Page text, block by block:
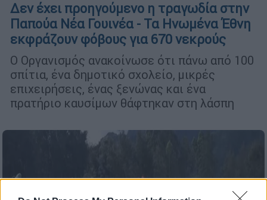
Δεν έχει προηγούμενο η τραγωδία στην
Παπούα Νέα Γουινέα - Τα Ηνωμένα Έθνη
εκφράζουν φόβους για 670 νεκρούς
Ο Οργανισμός ανακοίνωσε ότι πάνω από 100
σπίτια, ένα δημοτικό σχολείο, μικρές
επιχειρήσεις, ένας ξενώνας και ένα
πρατήριο καυσίμων θάφτηκαν στη λάσπη